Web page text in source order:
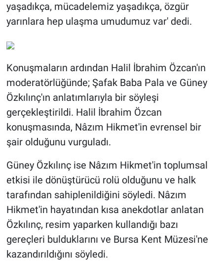
yaşadıkça, mücadelemiz yaşadıkça, özgür
yarınlara hep ulaşma umudumuz var' dedi.
Konuşmaların ardından Halil İbrahim Özcan'ın
moderatörlüğünde; Şafak Baba Pala ve Güney
Özkılınç'ın anlatımlarıyla bir söyleşi
gerçekleştirildi. Halil İbrahim Özcan
konuşmasında, Nâzım Hikmet'in evrensel bir
şair olduğunu vurguladı.
Güney Özkılınç ise Nâzım Hikmet'in toplumsal
etkisi ile dönüştürücü rolü olduğunu ve halk
tarafından sahiplenildiğini söyledi. Nâzım
Hikmet'in hayatından kısa anekdotlar anlatan
Özkılınç, resim yaparken kullandığı bazı
gereçleri bulduklarını ve Bursa Kent Müzesi'ne
kazandırıldığını söyledi.